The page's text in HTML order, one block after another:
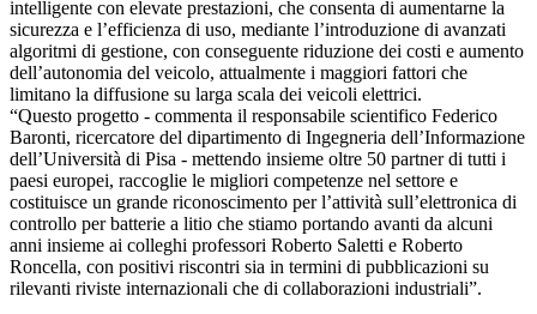
intelligente con elevate prestazioni, che consenta di aumentarne la
sicurezza e l’efficienza di uso, mediante l’introduzione di avanzati
algoritmi di gestione, con conseguente riduzione dei costi e aumento
dell’autonomia del veicolo, attualmente i maggiori fattori che
limitano la diffusione su larga scala dei veicoli elettrici.
“Questo progetto - commenta il responsabile scientifico Federico
Baronti, ricercatore del dipartimento di Ingegneria dell’Informazione
dell’Università di Pisa - mettendo insieme oltre 50 partner di tutti i
paesi europei, raccoglie le migliori competenze nel settore e
costituisce un grande riconoscimento per l’attività sull’elettronica di
controllo per batterie a litio che stiamo portando avanti da alcuni
anni insieme ai colleghi professori Roberto Saletti e Roberto
Roncella, con positivi riscontri sia in termini di pubblicazioni su
rilevanti riviste internazionali che di collaborazioni industriali”.